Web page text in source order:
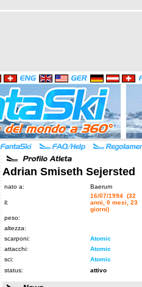
Adrian Smiseth Sejersted
nato a: Baerum
il:
16/07/1994 (32
anni, 0 mesi, 23
giorni)
peso:
altezza:
scarponi:
Atomic
attacchi:
Atomic
sci:
Atomic
status:
attivo